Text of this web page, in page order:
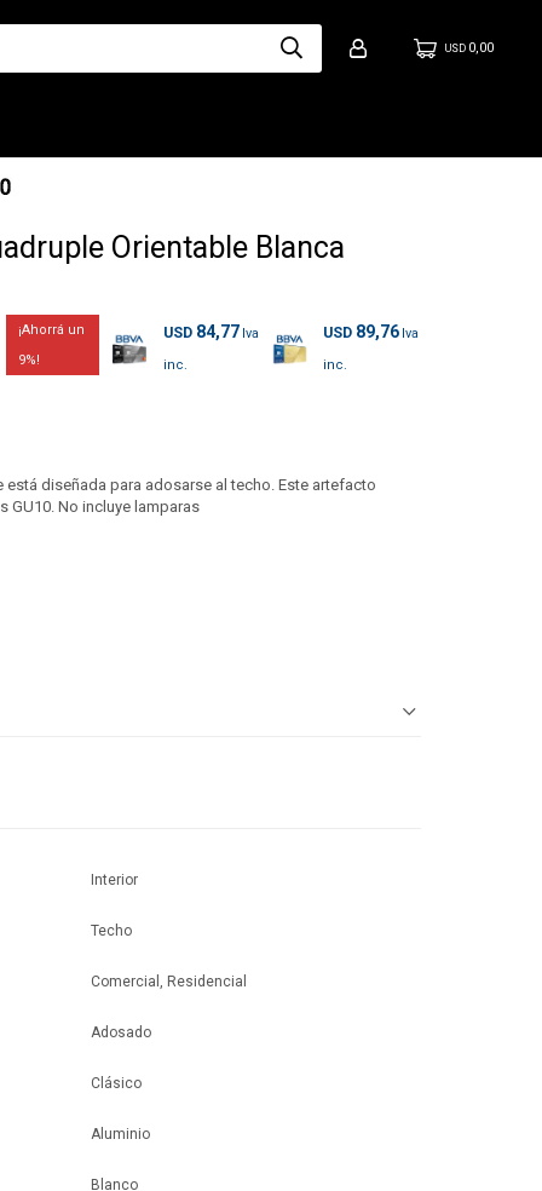
USD 0,00
Orientable Blanca
9
USD 84,77 USD 89,76
diseñada para adosarse al techo. Este artefacto
GU10. No incluye lamparas
Interior
Techo
Comercial, Residencial
Adosado
Clásico
Aluminio
Blanco